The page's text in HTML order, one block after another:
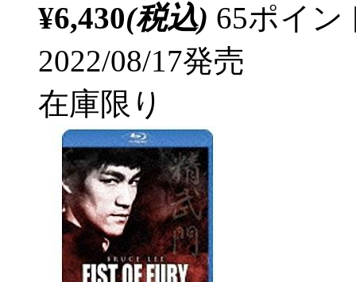
¥6,430(税込) 65ポイ
2022/08/17発売
在庫限り